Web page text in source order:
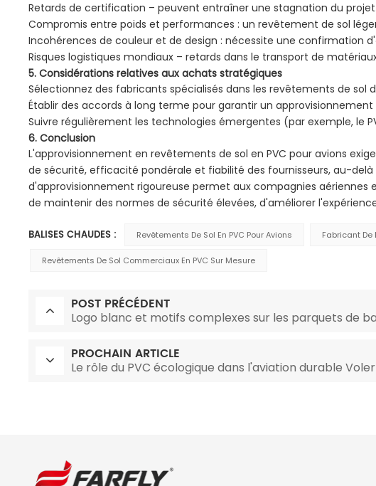
Retards de certification – peuvent entraîner une stagnation du projet.
Compromis entre poids et performances : un revêtement de sol
Incohérences de couleur et de design : nécessite une confirmation
Risques logistiques mondiaux – retards dans le transport de
5. Considérations relatives aux achats stratégiques
Sélectionnez des fabricants spécialisés dans les revêtements de sol
Établir des accords à long terme pour garantir un
Suivre régulièrement les technologies émergentes (par exemple, le
6. Conclusion
L'approvisionnement en revêtements de sol en PVC pour avions
de sécurité, efficacité pondérale et fiabilité des fournisseurs, au-
d'approvisionnement rigoureuse permet aux compagnies
de maintenir des normes de sécurité élevées, d'améliorer
BALISES CHAUDES : Revêtements De Sol En PVC Pour Avions Fabricant De
Revêtements De Sol Commerciaux En PVC Sur Mesure
POST PRÉCÉDENT
Logo blanc et motifs complexes sur les parquets de
PROCHAIN ARTICLE
Le rôle du PVC écologique dans l'aviation durable